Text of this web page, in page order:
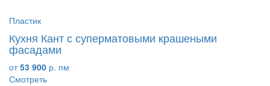
Пластик
Кухня Кант с суперматовыми крашеными
фасадами
от53 900 р. пм
Смотреть